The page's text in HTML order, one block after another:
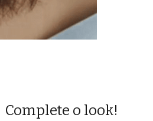
Complete o look!